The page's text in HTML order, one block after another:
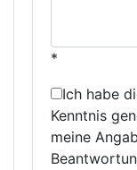
*
Ich habe
Kenntnis
meine